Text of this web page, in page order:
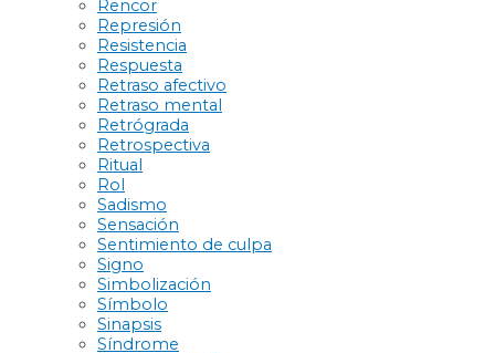
Rencor
Represión
Resistencia
Respuesta
Retraso afectivo
Retraso mental
Retrógrada
Retrospectiva
Ritual
Rol
Sadismo
Sensación
Sentimiento de culpa
Signo
Simbolización
Símbolo
Sinapsis
Síndrome